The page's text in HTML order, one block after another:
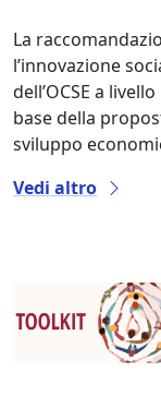
La
l’innovazione
dell’OCSE a
base della
sviluppo
Vedi altro